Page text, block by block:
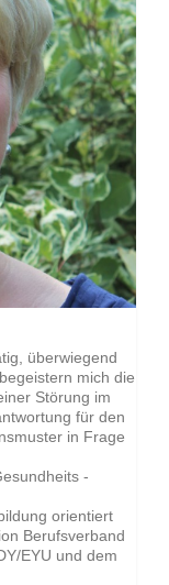
überwiegend
mich die
Störung im
für den
in Frage
-
orientiert
Berufsverband
EYU und dem